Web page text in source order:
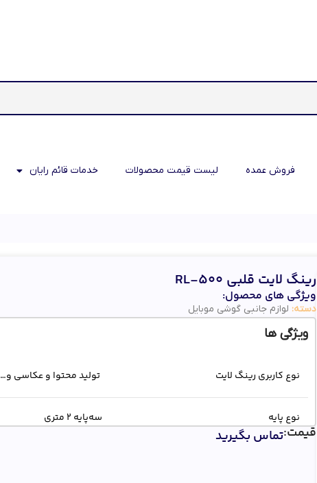
فروش عمده لیست قیمت محصولات خدمات قائم رایان
رینگ لایت قلبی RL-500
ویژگی های محصول:
دسته: لوازم جانبی گوشی موبایل
ویژگی ها
نوع کاربری رینگ لایت تولید محتوا و عکاسی و…
نوع پایه سه‌پایه 2 متری
قیمت:تماس بگیرید